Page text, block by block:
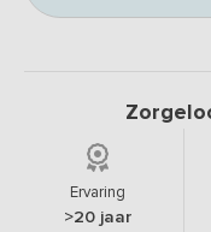
Ervaring
>20 jaar